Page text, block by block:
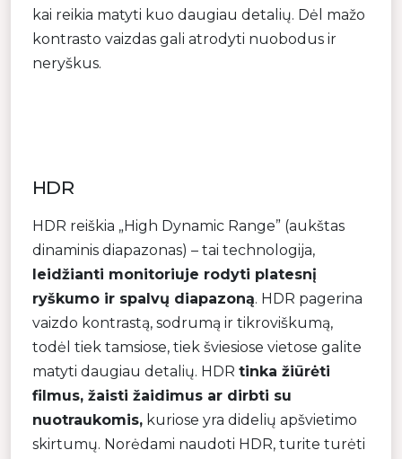
kai reikia matyti kuo daugiau detalių. Dėl mažo
kontrasto vaizdas gali atrodyti nuobodus ir
neryškus.
HDR
HDR reiškia „High Dynamic Range” (aukštas
dinaminis diapazonas) – tai technologija,
leidžianti monitoriuje rodyti platesnį
ryškumo ir spalvų diapazoną. HDR pagerina
vaizdo kontrastą, sodrumą ir tikroviškumą,
todėl tiek tamsiose, tiek šviesiose vietose galite
matyti daugiau detalių. HDR tinka žiūrėti
filmus, žaisti žaidimus ar dirbti su
nuotraukomis, kuriose yra didelių apšvietimo
skirtumų. Norėdami naudoti HDR, turite turėti